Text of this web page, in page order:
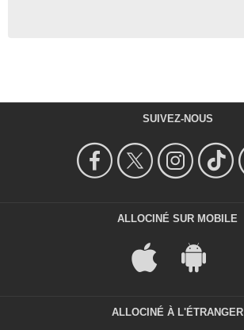
SUIVEZ-NOUS
ALLOCINÉ SUR MOBILE
ALLOCINÉ À L'ÉTRANGER